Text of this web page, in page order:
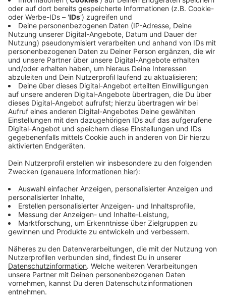
deren Hobby mit Wasser zu tun hat: Tauchen, Segeln,
Angeln - das alles ist ist dort möglich - besser gesagt:
War dort möglich. Seit Anfang des Monats stehen
Schilder am See, die jede Art von Wassersport
zwischen dem ersten November und dem 31. März
verboten.
Der Torfmoorsee ist nicht nur für uns interessant, er
ist auch die Heimat für eine Menge Tiere und Pflanzen,
die im Winter geschont werden. Dafür gab es in den
letzten 35 Jahren eine Vereinbarung mit den Vereinen,
in dieser Zeit keinen Wassersport im See zu treiben. In
der Praxis hieß das: Die einheimischen Vereine haben
sich daran gehalten. Wenn auswärtige Vereine am See
waren, hat die Stadt Hörstel das toleriert.
Im letzten Jahr hat dieses harmonische Miteinader
von Stadt, Wassersporttreibenden und Angelnden ein
paar Risse bekommen: Es gab immer wieder Streit
zwischen Tauchenden und Angelnden. Wir haben
Region darüber berichtet. Daraufhin hat die Stadt
Hörstel sich mit den Vereinen beraten und das
absolute Wassersportverbot im Winter beschlossen.